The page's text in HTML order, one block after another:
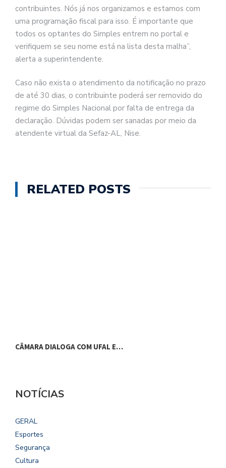
contribuintes. Nós já nos organizamos e estamos com
uma programação fiscal para isso. É importante que
todos os optantes do Simples entrem no portal e
verifiquem se seu nome está na lista desta malha”,
alerta a superintendente.
Caso não exista o atendimento da notificação no prazo
de até 30 dias, o contribuinte poderá ser removido do
regime do Simples Nacional por falta de entrega da
declaração. Dúvidas podem ser sanadas por meio da
atendente virtual da Sefaz-AL, Nise.
RELATED POSTS
CÂMARA DIALOGA COM UFAL E…
NOTÍCIAS
GERAL
Esportes
Segurança
Cultura